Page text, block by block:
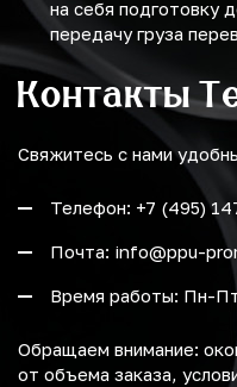
на себя подготовку
передачу груза
Контакты
Свяжитесь с нами
Телефон: +7 (495)
Почта: info@ppu-
Время работы: Пн-
Обращаем внимание:
от объема заказа,